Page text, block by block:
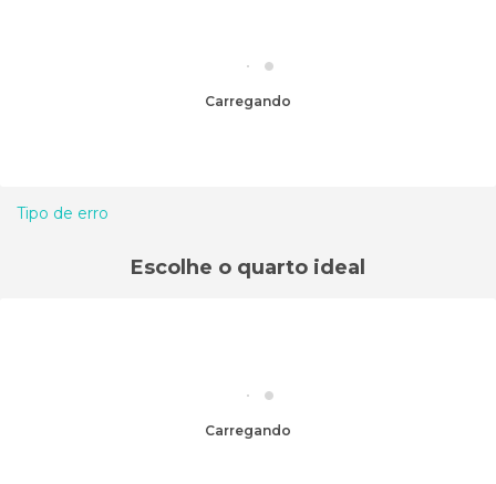
Carregando
Tipo de erro
Escolhe o quarto ideal
Carregando